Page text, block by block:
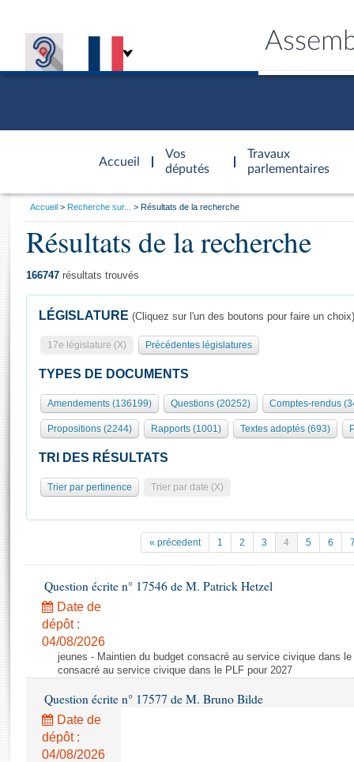
Accueil
d'accueil
Vos
députés
Travaux
parlementaires
Présidence
577 députés
Groupes politiques
Séance publique
Commissions et autres organes
Europe et International
Pétitions
Projets de loi
Propositions de loi
Amendements
Textes adoptés
Rapports législatifs
Rapports sur l'application des lois
Général
Rôle et pouvoirs de l'Assemblée
Organisation de l'Assemblée
Présidence Conférence des Présidents Bureau Collège des
Statistiques et chiffres clés
Documents de référence
( Constitution | Règlement de l'Assemblée ... )
Histoire
Juniors
Anciennes législatures
Visiter l'Assemblée
Visite virtuelle du palais Bourbon
Assister à une séance
Contacts et plan d'accès
Photos libres de droit
Vous
Accueil Recherche sur... Résultats de la recherche
Résultats de la recherche
166747 résultats trouvés
LÉGISLATURE (Cliquez sur l'un des boutons pour faire un choix)
17e législature (X) Précédentes législatures
TYPES DE DOCUMENTS
Amendements (136199) Questions (20252) Comptes-rendus
Propositions (2244) Rapports (1001) Textes adoptés (693)
TRI DES RÉSULTATS
Trier par pertinence Trier par date (X)
« précedent 1 2 3 4 5 6
Question écrite n° 17546 de M. Patrick Hetzel
Date de
dépôt :
04/08/2026
jeunes - Maintien du budget consacré au service civique dans
consacré au service civique dans le PLF pour 2027
Question écrite n° 17577 de M. Bruno Bilde
Date de
dépôt :
04/08/2026